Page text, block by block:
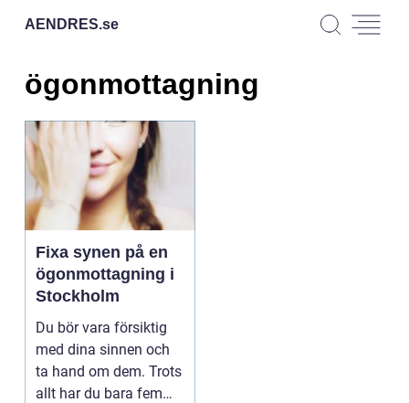
AENDRES.se
ögonmottagning
Fixa synen på en
ögonmottagning i
Stockholm
Du bör vara försiktig
med dina sinnen och
ta hand om dem. Trots
allt har du bara fem